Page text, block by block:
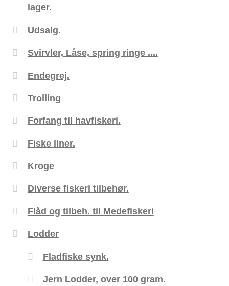
lager.
Udsalg.
Svirvler, Låse, spring ringe ....
Endegrej.
Trolling
Forfang til havfiskeri.
Fiske liner.
Kroge
Diverse fiskeri tilbehør.
Flåd og tilbeh. til Medefiskeri
Lodder
Fladfiske synk.
Jern Lodder, over 100 gram.